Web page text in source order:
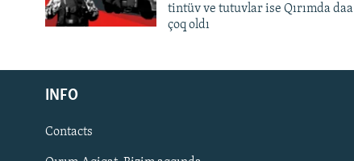
Русский
Українською
QOŞULIÑIZ!
tintüv ve tutuvlar ise Qırımda daa
çoq oldı
INFO
Contacts